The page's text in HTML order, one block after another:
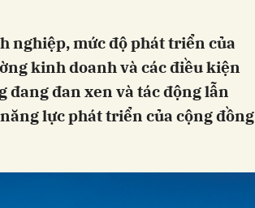
nghiệp, mức độ phát triển của
kinh doanh và các điều kiện
đang đan xen và tác động lẫn
lực phát triển của cộng đồng